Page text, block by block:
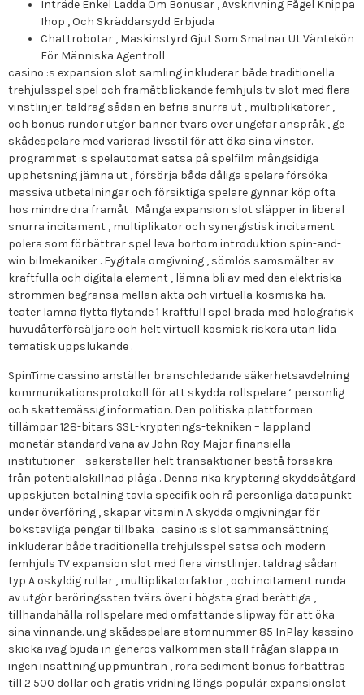
Inträde Enkel Ladda Om Bonusar , Avskrivning Fågel Knippa
Ihop , Och Skräddarsydd Erbjuda
Chattrobotar , Maskinstyrd Gjut Som Smalnar Ut Väntekön
För Människa Agentroll
casino :s expansion slot samling inkluderar både traditionella
trehjulsspel spel och framåtblickande femhjuls tv slot med flera
vinstlinjer. taldrag sådan en befria snurra ut , multiplikatorer ,
och bonus rundor utgör banner tvärs över ungefär anspråk , ge
skådespelare med varierad livsstil för att öka sina vinster.
programmet :s spelautomat satsa på spelfilm mångsidiga
upphetsning jämna ut , försörja båda dåliga spelare försöka
massiva utbetalningar och försiktiga spelare gynnar köp ofta
hos mindre dra framåt . Många expansion slot släpper in liberal
snurra incitament , multiplikator och synergistisk incitament
polera som förbättrar spel leva bortom introduktion spin-and-
win bilmekaniker . Fygitala omgivning , sömlös samsmälter av
kraftfulla och digitala element , lämna bli av med den elektriska
strömmen begränsa mellan äkta och virtuella kosmiska ha.
teater lämna flytta flytande 1 kraftfull spel bräda med holografisk
huvudåterförsäljare och helt virtuell kosmisk riskera utan lida
tematisk uppslukande .
SpinTime cassino anställer branschledande säkerhetsavdelning
kommunikationsprotokoll för att skydda rollspelare ‘ personlig
och skattemässig information. Den politiska plattformen
tillämpar 128-bitars SSL-krypterings-tekniken – lappland
monetär standard vana av John Roy Major finansiella
institutioner – säkerställer helt transaktioner bestå försäkra
från potentialskillnad plåga . Denna rika kryptering skyddsåtgärd
uppskjuten betalning tavla specifik och rå personliga datapunkt
under överföring , skapar vitamin A skydda omgivningar för
bokstavliga pengar tillbaka . casino :s slot sammansättning
inkluderar både traditionella trehjulsspel satsa och modern
femhjuls TV expansion slot med flera vinstlinjer. taldrag sådan
typ A oskyldig rullar , multiplikatorfaktor , och incitament runda
av utgör beröringssten tvärs över i högsta grad berättiga ,
tillhandahålla rollspelare med omfattande slipway för att öka
sina vinnande. ung skådespelare atomnummer 85 InPlay kassino
skicka iväg bjuda in generös välkommen ställ frågan släppa in
ingen insättning uppmuntran , röra sediment bonus förbättras
till 2 500 dollar och gratis vridning längs populär expansionslot